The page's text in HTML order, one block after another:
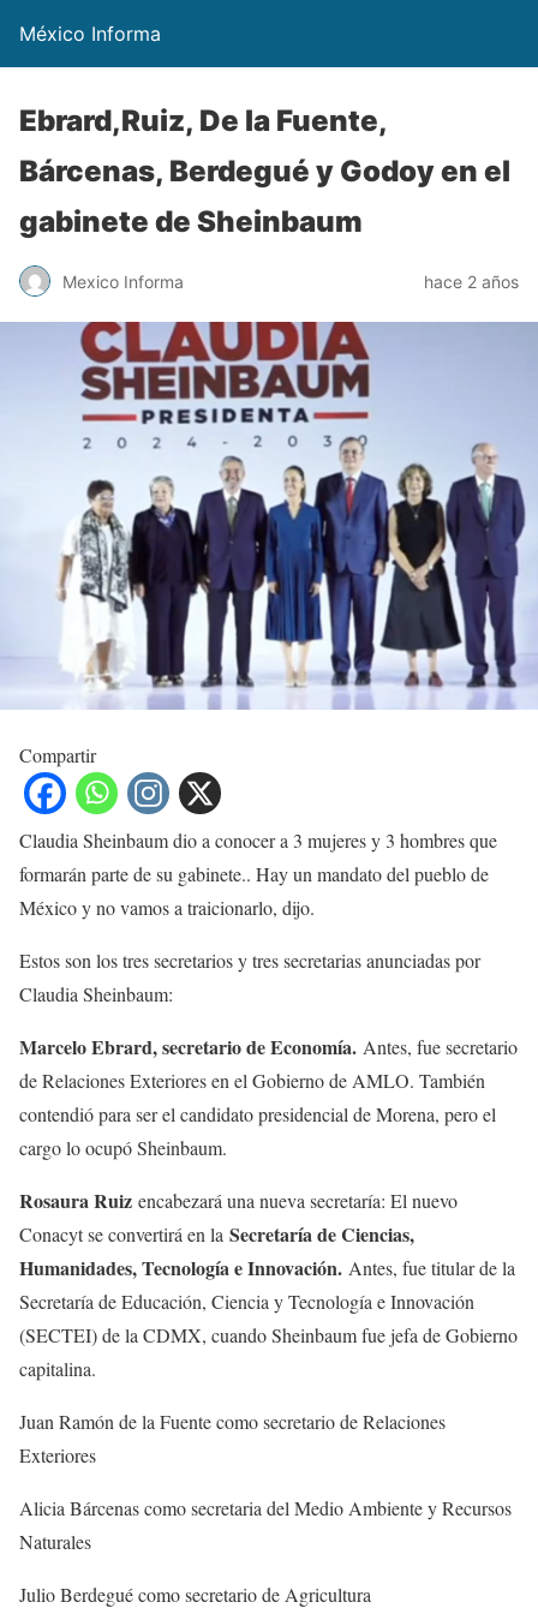
México Informa
Ebrard,Ruiz, De la Fuente,
Bárcenas, Berdegué y Godoy en el
gabinete de Sheinbaum
Mexico Informa hace 2 años
Compartir
Claudia Sheinbaum dio a conocer a 3 mujeres y 3 hombres que
formarán parte de su gabinete.. Hay un mandato del pueblo de
México y no vamos a traicionarlo, dijo.
Estos son los tres secretarios y tres secretarias anunciadas por
Claudia Sheinbaum:
Marcelo Ebrard, secretario de Economía. Antes, fue secretario
de Relaciones Exteriores en el Gobierno de AMLO. También
contendió para ser el candidato presidencial de Morena, pero el
cargo lo ocupó Sheinbaum.
Rosaura Ruiz encabezará una nueva secretaría: El nuevo
Conacyt se convertirá en la Secretaría de Ciencias,
Humanidades, Tecnología e Innovación. Antes, fue titular de la
Secretaría de Educación, Ciencia y Tecnología e Innovación
(SECTEI) de la CDMX, cuando Sheinbaum fue jefa de Gobierno
capitalina.
Juan Ramón de la Fuente como secretario de Relaciones
Exteriores
Alicia Bárcenas como secretaria del Medio Ambiente y Recursos
Naturales
Julio Berdegué como secretario de Agricultura